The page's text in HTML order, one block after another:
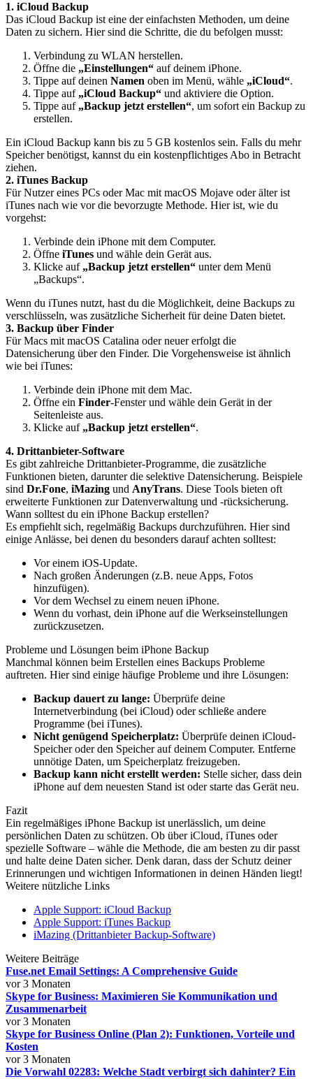
1. iCloud Backup
Das iCloud Backup ist eine der einfachsten Methoden, um deine
Daten zu sichern. Hier sind die Schritte, die du befolgen musst:
Verbindung zu WLAN herstellen.
Öffne die „Einstellungen“ auf deinem iPhone.
Tippe auf deinen Namen oben im Menü, wähle „iCloud“.
Tippe auf „iCloud Backup“ und aktiviere die Option.
Tippe auf „Backup jetzt erstellen“, um sofort ein Backup zu
erstellen.
Ein iCloud Backup kann bis zu 5 GB kostenlos sein. Falls du mehr
Speicher benötigst, kannst du ein kostenpflichtiges Abo in Betracht
ziehen.
2. iTunes Backup
Für Nutzer eines PCs oder Mac mit macOS Mojave oder älter ist
iTunes nach wie vor die bevorzugte Methode. Hier ist, wie du
vorgehst:
Verbinde dein iPhone mit dem Computer.
Öffne iTunes und wähle dein Gerät aus.
Klicke auf „Backup jetzt erstellen“ unter dem Menü
„Backups“.
Wenn du iTunes nutzt, hast du die Möglichkeit, deine Backups zu
verschlüsseln, was zusätzliche Sicherheit für deine Daten bietet.
3. Backup über Finder
Für Macs mit macOS Catalina oder neuer erfolgt die
Datensicherung über den Finder. Die Vorgehensweise ist ähnlich
wie bei iTunes:
Verbinde dein iPhone mit dem Mac.
Öffne ein Finder-Fenster und wähle dein Gerät in der
Seitenleiste aus.
Klicke auf „Backup jetzt erstellen“.
4. Drittanbieter-Software
Es gibt zahlreiche Drittanbieter-Programme, die zusätzliche
Funktionen bieten, darunter die selektive Datensicherung. Beispiele
sind Dr.Fone, iMazing und AnyTrans. Diese Tools bieten oft
erweiterte Funktionen zur Datenverwaltung und -rücksicherung.
Wann solltest du ein iPhone Backup erstellen?
Es empfiehlt sich, regelmäßig Backups durchzuführen. Hier sind
einige Anlässe, bei denen du besonders darauf achten solltest:
Vor einem iOS-Update.
Nach großen Änderungen (z.B. neue Apps, Fotos
hinzufügen).
Vor dem Wechsel zu einem neuen iPhone.
Wenn du vorhast, dein iPhone auf die Werkseinstellungen
zurückzusetzen.
Probleme und Lösungen beim iPhone Backup
Manchmal können beim Erstellen eines Backups Probleme
auftreten. Hier sind einige häufige Probleme und ihre Lösungen:
Backup dauert zu lange: Überprüfe deine
Internetverbindung (bei iCloud) oder schließe andere
Programme (bei iTunes).
Nicht genügend Speicherplatz: Überprüfe deinen iCloud-
Speicher oder den Speicher auf deinem Computer. Entferne
unnötige Daten, um Speicherplatz freizugeben.
Backup kann nicht erstellt werden: Stelle sicher, dass dein
iPhone auf dem neuesten Stand ist oder starte das Gerät neu.
Fazit
Ein regelmäßiges iPhone Backup ist unerlässlich, um deine
persönlichen Daten zu schützen. Ob über iCloud, iTunes oder
spezielle Software – wähle die Methode, die am besten zu dir passt
und halte deine Daten sicher. Denk daran, dass der Schutz deiner
Erinnerungen und wichtigen Informationen in deinen Händen liegt!
Weitere nützliche Links
Apple Support: iCloud Backup
Apple Support: iTunes Backup
iMazing (Drittanbieter Backup-Software)
Weitere Beiträge
Fuse.net Email Settings: A Comprehensive Guide
vor 3 Monaten
Skype for Business: Maximieren Sie Kommunikation und
Zusammenarbeit
vor 3 Monaten
Skype for Business Online (Plan 2): Funktionen, Vorteile und
Kosten
vor 3 Monaten
Die Vorwahl 02283: Welche Stadt verbirgt sich dahinter? Ein